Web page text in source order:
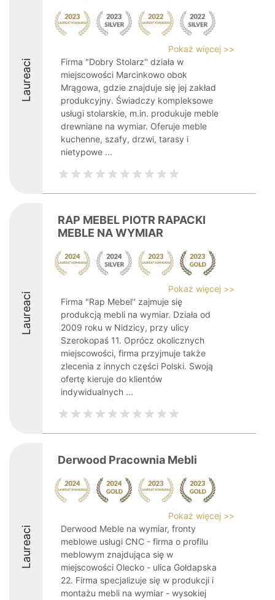
Laureaci
Pokaż więcej >>
Firma "Dobry Stolarz'' działa w
miejscowości Marcinkowo obok
Mrągowa, gdzie znajduje się jej zakład
produkcyjny. Świadczy kompleksowe
usługi stolarskie, m.in. produkuje meble
drewniane na wymiar. Oferuje meble
kuchenne, szafy, drzwi, tarasy i
nietypowe ...
Laureaci
RAP MEBEL PIOTR RAPACKI
MEBLE NA WYMIAR
Pokaż więcej >>
Firma "Rap Mebel'' zajmuje się
produkcją mebli na wymiar. Działa od
2009 roku w Nidzicy, przy ulicy
Szerokopaś 11. Oprócz okolicznych
miejscowości, firma przyjmuje także
zlecenia z innych części Polski. Swoją
ofertę kieruje do klientów
indywidualnych ...
Laureaci
Derwood Pracownia Mebli
Pokaż więcej >>
Derwood Meble na wymiar, fronty
meblowe usługi CNC - firma o profilu
meblowym znajdująca się w
miejscowości Olecko - ulica Gołdapska
22. Firma specjalizuje się w produkcji i
montażu mebli na wymiar - wysokiej